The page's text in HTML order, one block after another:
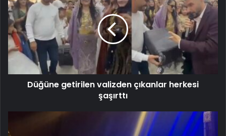
Düğüne getirilen valizden çıkanlar herkesi
şaşırttı